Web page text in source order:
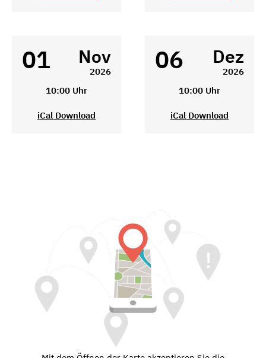
01 Nov
2026
10:00 Uhr
iCal Download
06 Dez
2026
10:00 Uhr
iCal Download